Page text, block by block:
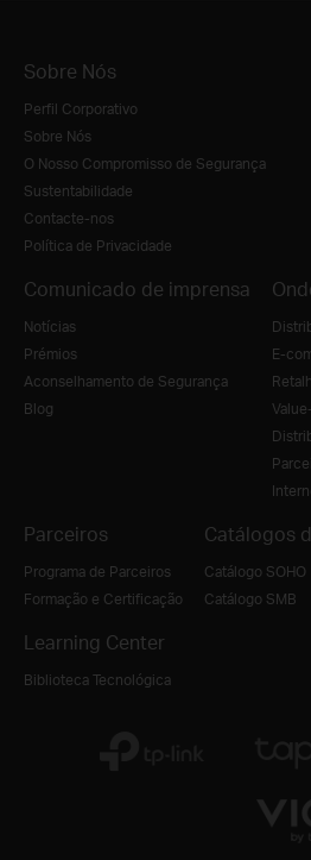
Sobre Nós
Perfil Corporativo
Sobre Nós
O Nosso Compromisso de Segurança
Sustentabilidade
Contacte-nos
Política de Privacidade
Comunicado de imprensa
Notícias
Prémios
Aconselhamento de Segurança
Blog
E-
Parceiros
Programa de Parceiros
Formação e Certificação
Catálogos
Catálogo SOHO
Catálogo SMB
Learning Center
Biblioteca Tecnológica